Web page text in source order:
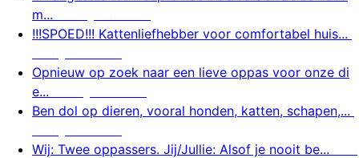
m...
!!!SPOED!!! Kattenliefhebber voor comfortabel huis...
Opnieuw op zoek naar een lieve oppas voor onze di
e...
Ben dol op dieren, vooral honden, katten, schapen,...
Wij: Twee oppassers. Jij/Jullie: Alsof je nooit be...